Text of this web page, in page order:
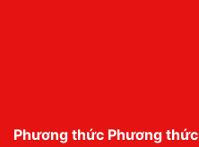
Phương thức Phương thức